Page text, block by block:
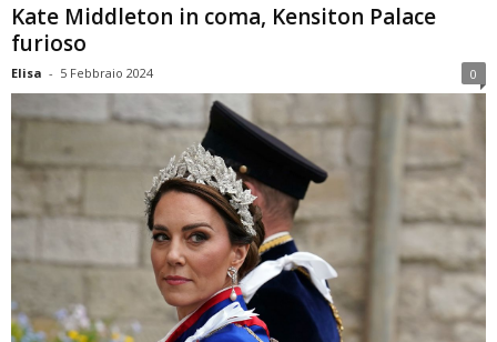
Kate Middleton in coma, Kensiton Palace
furioso
Elisa - 5 Febbraio 2024 0